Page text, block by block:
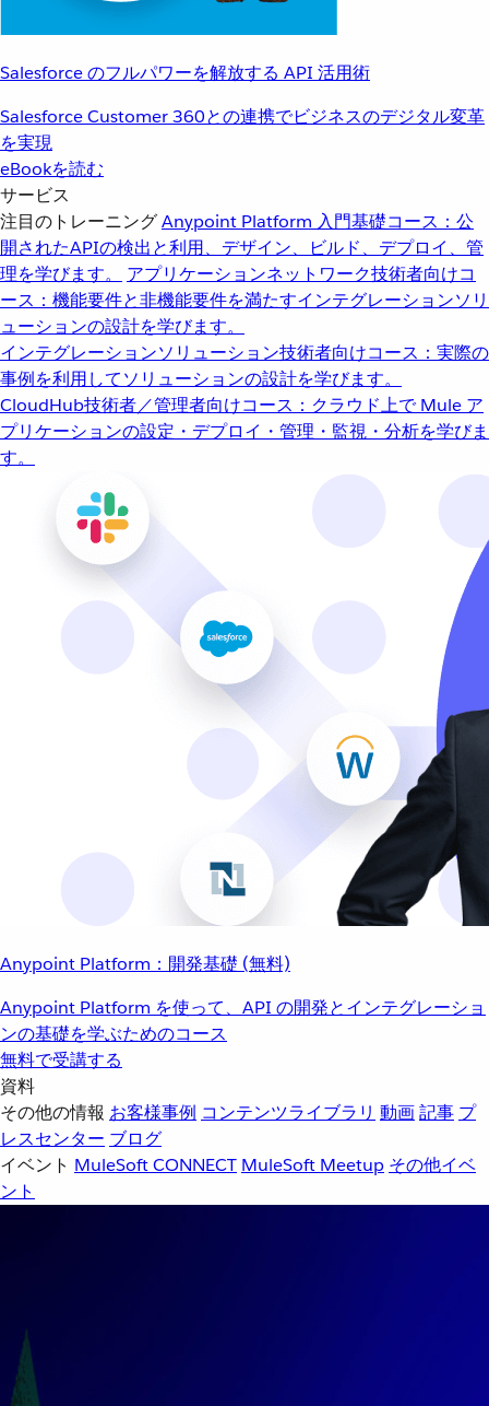
Salesforce のフルパワーを解放する API 活用術
Salesforce Customer 360との連携でビジネスのデジタル変革
を実現
eBookを読む
サービス
注目のトレーニングAnypoint Platform 入門基礎コース：公
開されたAPIの検出と利用、デザイン、ビルド、デプロイ、管
理を学びます。
アプリケーションネットワーク技術者向けコ
ース：機能要件と非機能要件を満たすインテグレーションソリ
ューションの設計を学びます。
インテグレーションソリューション技術者向けコース：実際の
事例を利用してソリューションの設計を学びます。
CloudHub技術者／管理者向けコース：クラウド上で Mule ア
プリケーションの設定・デプロイ・管理・監視・分析を学びま
す。
Anypoint Platform：開発基礎 (無料)
Anypoint Platform を使って、API の開発とインテグレーショ
ンの基礎を学ぶためのコース
無料で受講する
資料
その他の情報 お客様事例 コンテンツライブラリ 動画記事 プ
レスセンター ブログ
イベント MuleSoft CONNECT MuleSoft Meetup その他イベ
ント